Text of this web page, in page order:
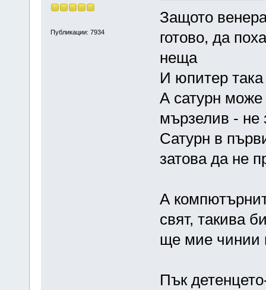
Публикации: 7934
Защото
готово, да
неща
И юпитер така
А сатурн
мързелив - не
Сатурн в
затова да не
А
свят, такива
ще мие чинии
Пък